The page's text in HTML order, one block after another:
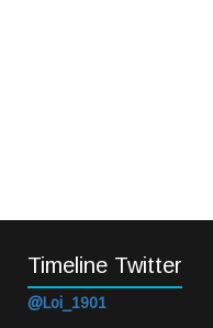
Timeline Twitter
@Loi_1901